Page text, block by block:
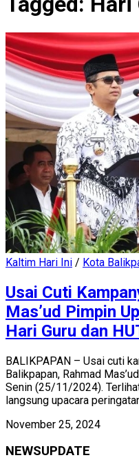
Kaltim Hari Ini / Kota
Usai Cuti
Mas’ud Pimpin
Hari Guru dan
BALIKPAPAN – Usai cuti
Balikpapan, Rahmad
Senin (25/11/2024).
langsung upacara
November 25, 2024
NEWSUPDATE